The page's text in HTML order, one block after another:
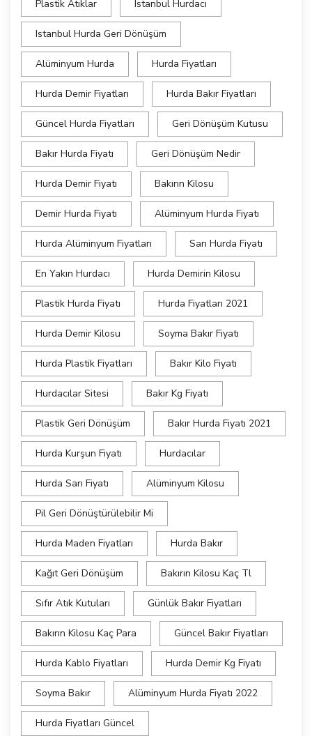
Plastik Atıklar Istanbul Hurdacı
Istanbul Hurda Geri Dönüşüm
Alüminyum Hurda Hurda Fiyatları
Hurda Demir Fiyatları Hurda Bakır Fiyatları
Güncel Hurda Fiyatları Geri Dönüşüm Kutusu
Bakır Hurda Fiyatı Geri Dönüşüm Nedir
Hurda Demir Fiyatı Bakırın Kilosu
Demir Hurda Fiyatı Alüminyum Hurda Fiyatı
Hurda Alüminyum Fiyatları Sarı Hurda Fiyatı
En Yakın Hurdacı Hurda Demirin Kilosu
Plastik Hurda Fiyatı Hurda Fiyatları 2021
Hurda Demir Kilosu Soyma Bakır Fiyatı
Hurda Plastik Fiyatları Bakır Kilo Fiyatı
Hurdacılar Sitesi Bakır Kg Fiyatı
Plastik Geri Dönüşüm Bakır Hurda Fiyatı 2021
Hurda Kurşun Fiyatı Hurdacılar
Hurda Sarı Fiyatı Alüminyum Kilosu
Pil Geri Dönüştürülebilir Mi
Hurda Maden Fiyatları Hurda Bakır
Kağıt Geri Dönüşüm Bakırın Kilosu Kaç Tl
Sıfır Atık Kutuları Günlük Bakır Fiyatları
Bakırın Kilosu Kaç Para Güncel Bakır Fiyatları
Hurda Kablo Fiyatları Hurda Demir Kg Fiyatı
Soyma Bakır Alüminyum Hurda Fiyatı 2022
Hurda Fiyatları Güncel